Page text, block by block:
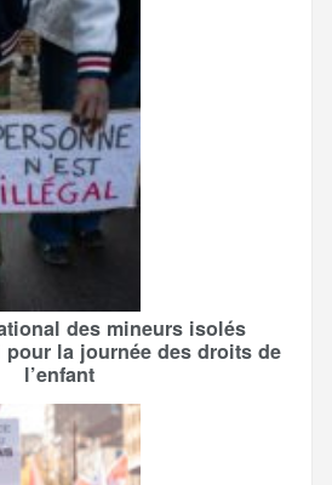
des mineurs isolés
pour la journée des droits de
l’enfant